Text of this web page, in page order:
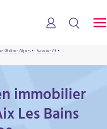
Rhône-Alpes• Savoie 73•
immobilier
Les Bains